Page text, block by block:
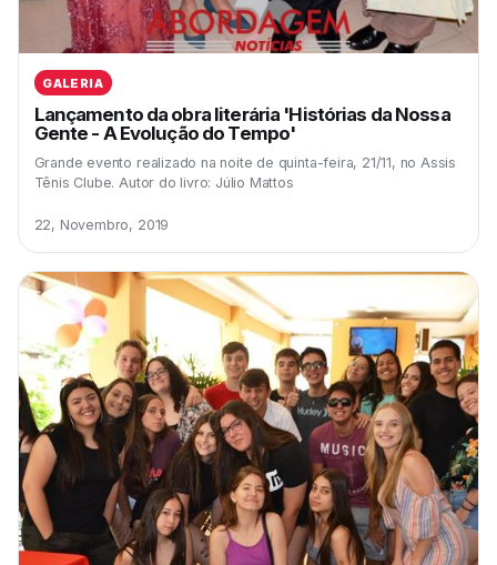
GALERIA
Lançamento da obra literária 'Histórias da Nossa
Gente - A Evolução do Tempo'
Grande evento realizado na noite de quinta-feira, 21/11, no Assis
Tênis Clube. Autor do livro: Júlio Mattos
22, Novembro, 2019